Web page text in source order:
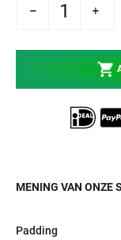
Reyes
voor Cleto
MENING VAN ONZE
Padding